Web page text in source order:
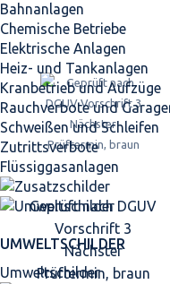
Bahnanlagen
Chemische Betriebe
Elektrische Anlagen
Heiz- und Tankanlagen
Kranbetrieb und Aufzüge
Rauchverbote und
Schweißen und Schleifen
Zutrittsverbote
Flüssiggasanlagen
UMWELTSCHILDER
Umweltschilder
Geprüft nach DGUV
Vorschrift 3
Nächster
Prüftermin, braun